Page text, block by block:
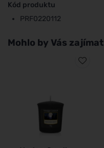
Kód produktu
PRF0220112
Mohlo by Vás zajímat